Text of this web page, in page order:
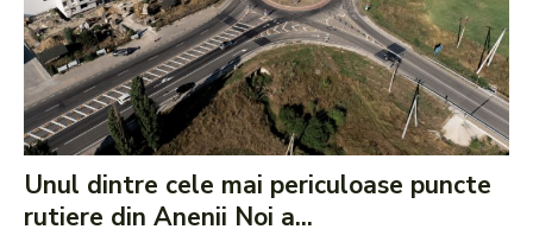
Unul dintre cele mai periculoase puncte
rutiere din Anenii Noi a...